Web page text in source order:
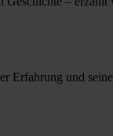
Erfahrung und